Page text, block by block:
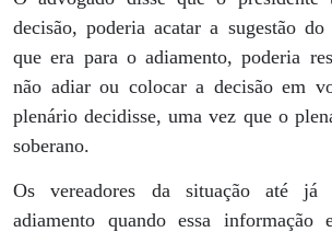
decisão, poderia acatar a sugestão
que era para o adiamento, poderia
não adiar ou colocar a decisão em
plenário decidisse, uma vez que o
soberano.
Os vereadores da situação até já
adiamento quando essa informação